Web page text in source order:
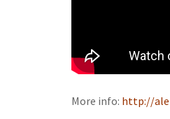
More info: http://